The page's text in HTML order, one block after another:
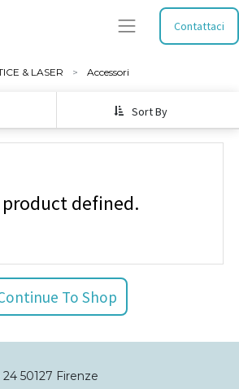
Contattaci
& LASER Accessori
Sort By
product defined.
To Shop
50127 Firenze